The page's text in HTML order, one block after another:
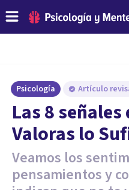
Psicología Artículo
Las 8
Valoras lo
Veamos los
pensamientos y